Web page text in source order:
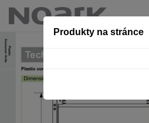
Produkty na stránce